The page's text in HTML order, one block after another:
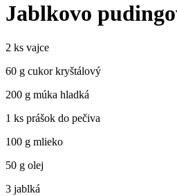
Jablkovo
2 ks vajce
60 g cukor kryštálový
200 g múka hladká
1 ks prášok do pečiva
100 g mlieko
50 g olej
3 jablká